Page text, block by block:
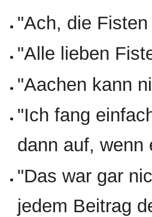
"Ach, die
"Alle lieben
"Aachen kann
"Ich fang
dann auf, wenn
"Das war gar
jedem Beitrag